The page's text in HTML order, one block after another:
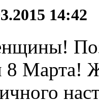
14:42
8 Марта!